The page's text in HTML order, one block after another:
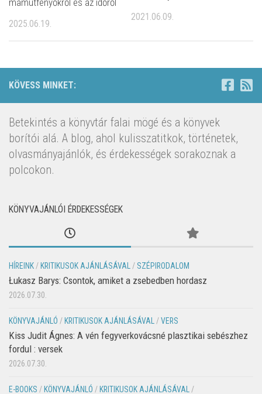
mamutfenyőkről és az időről
2025.06.19.
2021.06.09.
KÖVESS MINKET:
Betekintés a könyvtár falai mögé és a könyvek
borítói alá. A blog, ahol kulisszatitkok, történetek,
olvasmányajánlók, és érdekességek sorakoznak a
polcokon.
KÖNYVAJÁNLÓI ÉRDEKESSÉGEK
HÍREINK / KRITIKUSOK AJÁNLÁSÁVAL / SZÉPIRODALOM
Łukasz Barys: Csontok, amiket a zsebedben hordasz
2026.07.30.
KÖNYVAJÁNLÓ / KRITIKUSOK AJÁNLÁSÁVAL /VERS
Kiss Judit Ágnes: A vén fegyverkovácsné plasztikai sebészhez
fordul : versek
2026.07.30.
E-BOOKS / KÖNYVAJÁNLÓ / KRITIKUSOK AJÁNLÁSÁVAL
/